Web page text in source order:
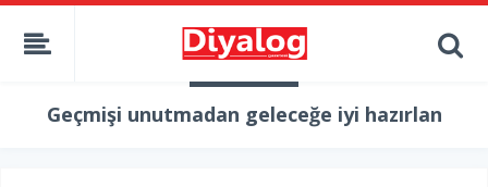
Geçmişi unutmadan geleceğe iyi hazırlan